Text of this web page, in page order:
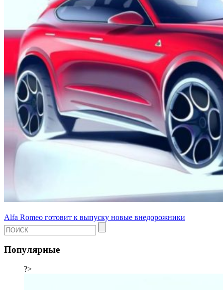
Alfa Romeo готовит к выпуску новые внедорожники
Популярные
?>